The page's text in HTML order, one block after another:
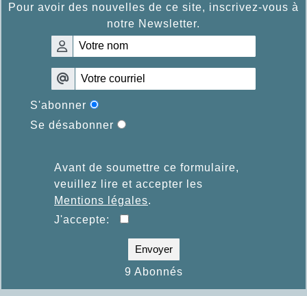
Pour avoir des nouvelles de ce site, inscrivez-vous à
notre Newsletter.
S'abonner
Se désabonner
Avant de soumettre ce formulaire,
veuillez lire et accepter les
Mentions légales.
J'accepte:
Envoyer
9 Abonnés